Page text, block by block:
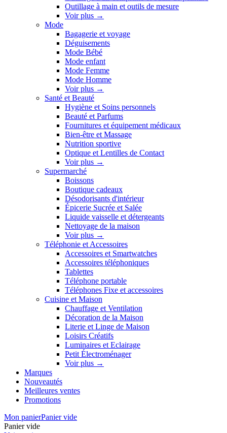
Outillage à main et outils de mesure
Voir plus →
Mode
Bagagerie et voyage
Déguisements
Mode Bébé
Mode enfant
Mode Femme
Mode Homme
Voir plus →
Santé et Beauté
Hygiène et Soins personnels
Beauté et Parfums
Fournitures et équipement médicaux
Bien-être et Massage
Nutrition sportive
Optique et Lentilles de Contact
Voir plus →
Supermarché
Boissons
Boutique cadeaux
Désodorisants d'intérieur
Épicerie Sucrée et Salée
Liquide vaisselle et détergeants
Nettoyage de la maison
Voir plus →
Téléphonie et Accessoires
Accessoires et Smartwatches
Accessoires téléphoniques
Tablettes
Téléphone portable
Téléphones Fixe et accessoires
Cuisine et Maison
Chauffage et Ventilation
Décoration de la Maison
Literie et Linge de Maison
Loisirs Créatifs
Luminaires et Eclairage
Petit Électroménager
Voir plus →
Marques
Nouveautés
Meilleures ventes
Promotions
Mon panierPanier vide
Panier vide